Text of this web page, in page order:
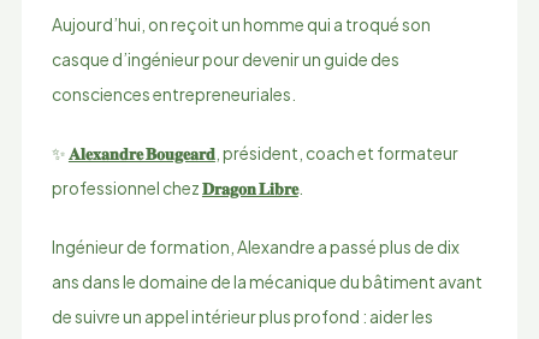
Aujourd’hui, on reçoit un homme qui a troqué son
casque d’ingénieur pour devenir un guide des
consciences entrepreneuriales.
✨ 𝐀𝐥𝐞𝐱𝐚𝐧𝐝𝐫𝐞 𝐁𝐨𝐮𝐠𝐞𝐚𝐫𝐝, président, coach et formateur
professionnel chez𝐃𝐫𝐚𝐠𝐨𝐧 𝐋𝐢𝐛𝐫𝐞.
Ingénieur de formation, Alexandre a passé plus de dix
ans dans le domaine de la mécanique du bâtiment avant
de suivre un appel intérieur plus profond : aider les